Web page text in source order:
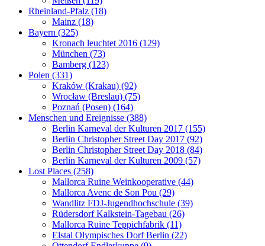
Rheinland-Pfalz (18)
Mainz (18)
Bayern (325)
Kronach leuchtet 2016 (129)
München (73)
Bamberg (123)
Polen (331)
Kraków (Krakau) (92)
Wrocław (Breslau) (75)
Poznań (Posen) (164)
Menschen und Ereignisse (388)
Berlin Karneval der Kulturen 2017 (155)
Berlin Christopher Street Day 2017 (92)
Berlin Christopher Street Day 2018 (84)
Berlin Karneval der Kulturen 2009 (57)
Lost Places (258)
Mallorca Ruine Weinkooperative (44)
Mallorca Avenc de Son Pou (29)
Wandlitz FDJ-Jugendhochschule (39)
Rüdersdorf Kalkstein-Tagebau (26)
Mallorca Ruine Teppichfabrik (11)
Elstal Olympisches Dorf Berlin (22)